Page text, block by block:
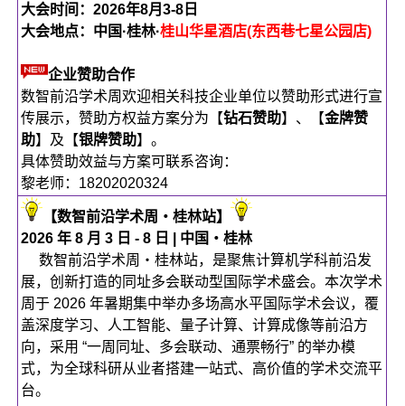
大会时间：2026年8月3-8日
大会地点： 中国·桂林·桂山华星酒店(东西巷七星公园店)
企业赞助合作
数智前沿学术周欢迎相关科技企业单位以赞助形式进行宣
传展示，赞助方权益方案分为【钻石赞助】、【金牌赞
助】及【银牌赞助】。
具体赞助效益与方案可联系咨询：
黎老师：18202020324
【数智前沿学术周・桂林站】
2026 年 8 月 3 日 - 8 日 | 中国・桂林
数智前沿学术周・桂林站，是聚焦计算机学科前沿发
展，创新打造的同址多会联动型国际学术盛会。本次学术
周于 2026 年暑期集中举办多场高水平国际学术会议，覆
盖深度学习、人工智能、量子计算、计算成像等前沿方
向，采用 “一周同址、多会联动、通票畅行” 的举办模
式，为全球科研从业者搭建一站式、高价值的学术交流平
台。